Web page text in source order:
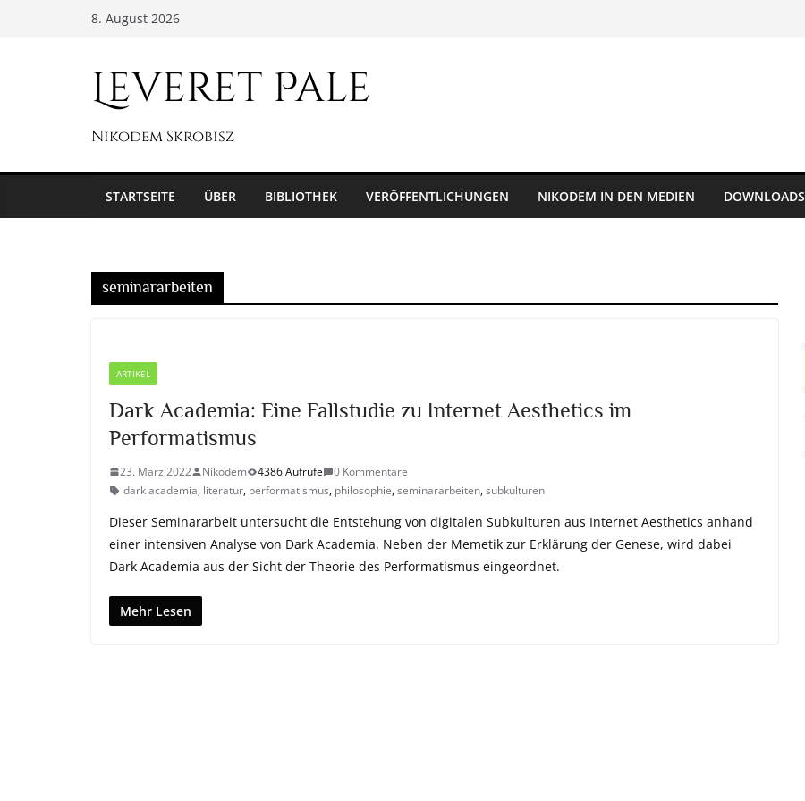
8. August 2026
Leveret Pale
Nikodem Skrobisz
STARTSEITE ÜBER BIBLIOTHEK VERÖFFENTLICHUNGEN NIKODEM IN DEN MEDIEN DOWNLOADS
seminararbeiten
ARTIKEL
Dark Academia: Eine Fallstudie zu Internet Aesthetics im
Performatismus
23. März 2022 Nikodem 4386 Aufrufe
0 Kommentare
dark academia, literatur, performatismus, philosophie,seminararbeiten,subkulturen
Dieser Seminararbeit untersucht die Entstehung von digitalen Subkulturen aus Internet Aesthetics anhand
einer intensiven Analyse von Dark Academia. Neben der Memetik zur Erklärung der Genese, wird dabei
Dark Academia aus der Sicht der Theorie des Performatismus eingeordnet.
Mehr Lesen